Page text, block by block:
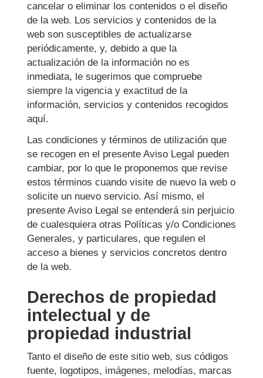
cancelar o eliminar los contenidos o el diseño
de la web. Los servicios y contenidos de la
web son susceptibles de actualizarse
periódicamente, y, debido a que la
actualización de la información no es
inmediata, le sugerimos que compruebe
siempre la vigencia y exactitud de la
información, servicios y contenidos recogidos
aquí.
Las condiciones y términos de utilización que
se recogen en el presente Aviso Legal pueden
cambiar, por lo que le proponemos que revise
estos términos cuando visite de nuevo la web o
solicite un nuevo servicio. Así mismo, el
presente Aviso Legal se entenderá sin perjuicio
de cualesquiera otras Políticas y/o Condiciones
Generales, y particulares, que regulen el
acceso a bienes y servicios concretos dentro
de la web.
Derechos de propiedad
intelectual y de
propiedad industrial
Tanto el diseño de este sitio web, sus códigos
fuente, logotipos, imágenes, melodías, marcas